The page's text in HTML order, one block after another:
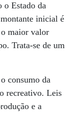
o Estado da
inicial é
maior valor
Trata-se de um
consumo da
recreativo. Leis
e a